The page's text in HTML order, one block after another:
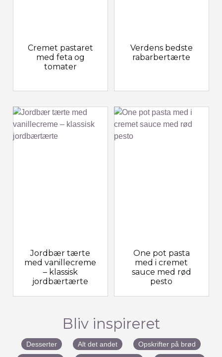
Cremet pastaret
med feta og
tomater
Jordbær tærte
med vanillecreme
– klassisk
jordbærtærte
Verdens bedste
rabarbertærte
One pot pasta
med i cremet
sauce med rød
pesto
Bliv inspireret
Desserter Alt det andet
Opskrifter på brød